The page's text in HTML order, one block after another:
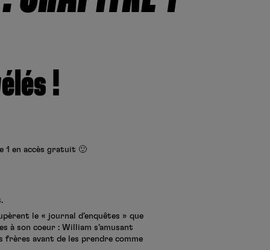
!
1 en accès gratuit 🙂
le « journal d’enquêtes » que
à son coeur : William s’amusant
frères avant de les prendre comme